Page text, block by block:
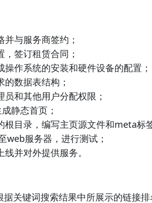
并与服务商签约；
，签订租赁合同；
操作系统的安装和硬件设备的配置；
的数据表结构；
员和其他用户分配权限；
静态首页；
根目录，编写主页源文件和meta标
web服务器，进行测试；
并对外提供服务。
据关键词搜索结果中所展示的链接